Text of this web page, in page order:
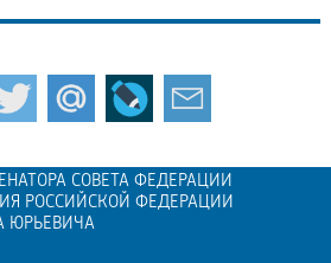
СОВЕТА ФЕДЕРАЦИИ
РОССИЙСКОЙ ФЕДЕРАЦИИ
ЮРЬЕВИЧА